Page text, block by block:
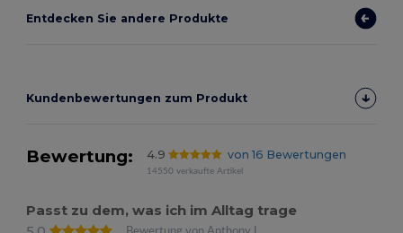
Entdecken Sie andere Produkte
Kundenbewertungen zum Produkt
Bewertung: 4.9 von 16 Bewertungen
14550 verkaufte Artikel
Passt zu dem, was ich im Alltag trage